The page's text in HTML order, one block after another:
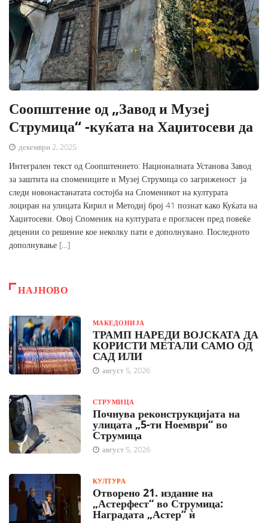
Соопштение од „Завод и Музеј
Струмица“ -куќата на Хаџитосеви да
декември 2, 2025
Интегрален текст од Соопштението: Националната Установа Завод
за заштита на спомениците и Музеј Струмица со загриженост ја
следи новонастанатата состојба на Споменикот на културата
лоциран на улицата Кирил и Методиј број 41 познат како Куќата на
Хаџитосеви. Овој Споменик на културата е прогласен пред повеќе
децении со решение кое неколку пати е дополнувано. Последното
дополнување […]
НАЈНОВО
МАКЕДОНИЈА
ТРАМП НАРЕДИ ВОЈСКАТА ДА
КОРИСТИ МЕТАЛИ САМО ОД
САД ИЛИ
август 5, 2026
СТРУМИЦА
Почнува реконструкцијата на
улицата „5-ти Ноември“ во
Струмица
август 5, 2026
КУЛТУРА
Отворено 21. издание на
„Астерфест“ во Струмица:
Наградата „Астер“ ѝ